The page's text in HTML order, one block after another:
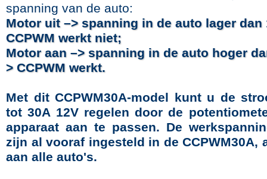
spanning van de auto:
Motor uit –> spanning in de auto lager dan
CCPWM werkt niet;
Motor aan –> spanning in de auto hoger
> CCPWM werkt.
Met dit CCPWM30A-model kunt u de
tot 30A 12V regelen door de
apparaat aan te passen. De
zijn al vooraf ingesteld in de CCPWM30A,
aan alle auto's.